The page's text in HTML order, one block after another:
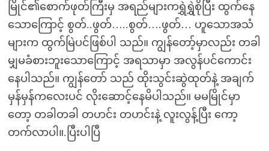
မြိုင်၏စောက်ဖုတ်ကြီးမှ အရည်များကရွှဲရွှဲစိုပြီး ထွက်နေ
သောကြောင့် စွတ်..ဖွတ်…..စွတ်….ဖွတ်… ဟူသောအသံ
များက ထွက်မြဲပင်ဖြစ်ပါ သည်။ ကျွန်တော့်မှာလည်း တခါ
မျှမခံစားဘူးသောကြောင့် အရသာမှာ အလွန်ပင်ကောင်း
နေပါသည်။ ကျွန်တော် သည် ထိုးသွင်းဆွဲထုတ်နဲ့ အချက်
မှန်မှန်ကလေးပင် လိုးဆောင့်နေမိပါသည်။ မမမြိုင်မှာ
တော့ တခါတခါ တဟင်း တဟင်းနဲ့ လူးလွန့်ပြီး ကော့
တက်လာပါ။.ပြီးပါပြီ